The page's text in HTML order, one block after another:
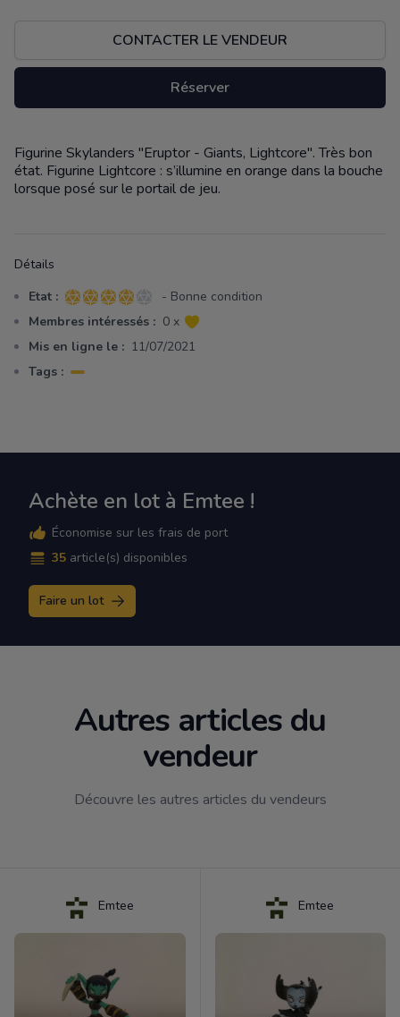
CONTACTER LE VENDEUR
Réserver
Description
Figurine Skylanders "Eruptor - Giants, Lightcore". Très bon
état. Figurine Lightcore : s’illumine en orange dans la bouche
lorsque posé sur le portail de jeu.
Détails
Etat : 4 sur 5 étoiles
- Bonne condition
Membres intéressés : 0 x
Mis en ligne le : 11/07/2021
Tags :
Achète en lot à Emtee !
Économise sur les frais de port
35 article(s) disponibles
Faire un lot
Autres articles du
vendeur
Découvre les autres articles du vendeurs
Emtee Emtee